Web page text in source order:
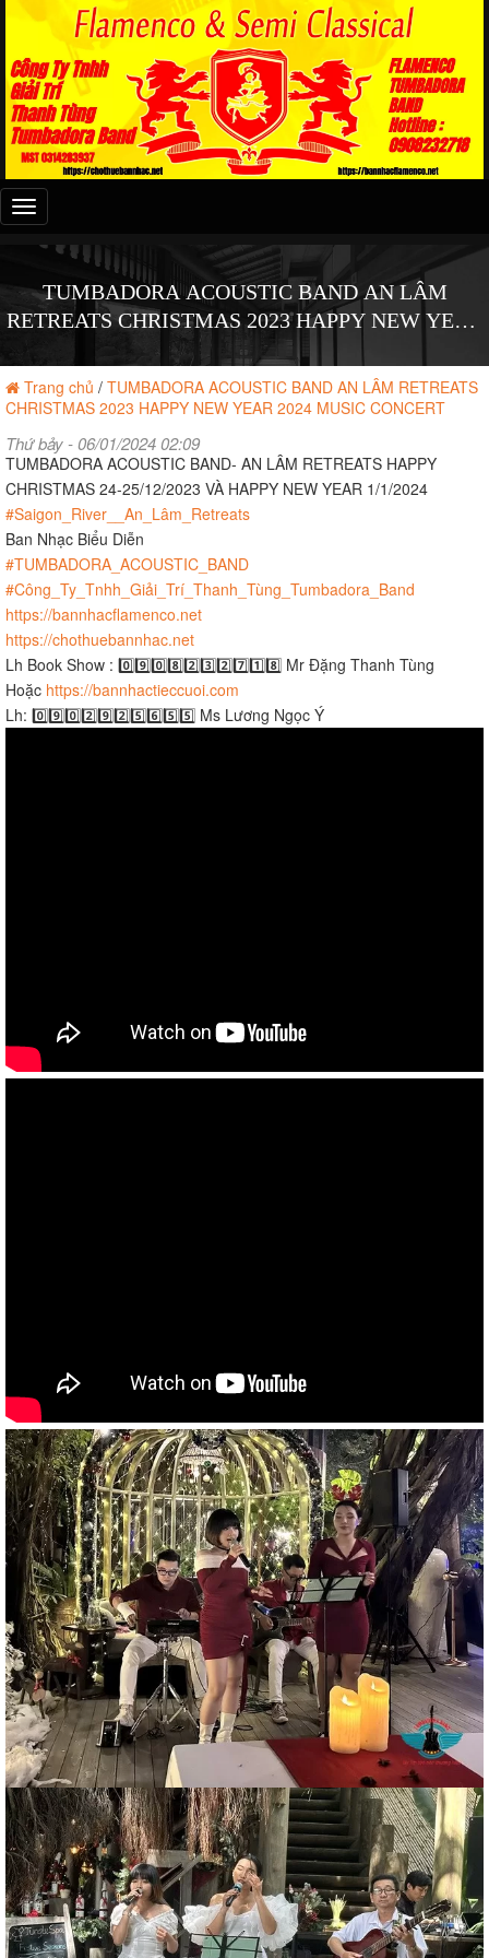
Đây
là
menu
TUMBADORA ACOUSTIC BAND AN LÂM
RETREATS CHRISTMAS 2023 HAPPY NEW YEAR
2024 MUSIC CONCERT
Trang chủ / TUMBADORA ACOUSTIC BAND AN LÂM RETREATS
CHRISTMAS 2023 HAPPY NEW YEAR 2024 MUSIC CONCERT
Thứ bảy - 06/01/2024 02:09
TUMBADORA ACOUSTIC BAND- AN LÂM RETREATS HAPPY
CHRISTMAS 24-25/12/2023 VÀ HAPPY NEW YEAR 1/1/2024
#Saigon_River__An_Lâm_Retreats
Ban Nhạc Biểu Diễn
#TUMBADORA_ACOUSTIC_BAND
#Công_Ty_Tnhh_Giải_Trí_Thanh_Tùng_Tumbadora_Band
https://bannhacflamenco.net
https://chothuebannhac.net
Lh Book Show : 0️⃣9️⃣0️⃣8️⃣2️⃣3️⃣2️⃣7️⃣1️⃣8️⃣ Mr Đặng Thanh Tùng
Hoặc https://bannhactieccuoi.com​​​
Lh: 0️⃣9️⃣0️⃣2️⃣9️⃣2️⃣5️⃣6️⃣5️⃣5️⃣ Ms Lương Ngọc Ý